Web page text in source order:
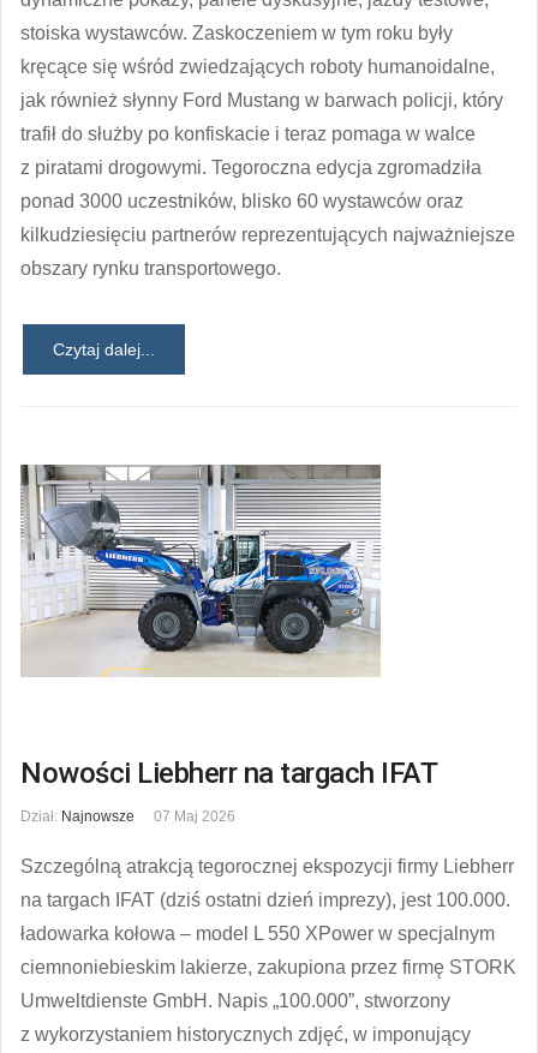
stoiska wystawców. Zaskoczeniem w tym roku były
kręcące się wśród zwiedzających roboty humanoidalne,
jak również słynny Ford Mustang w barwach policji, który
trafił do służby po konfiskacie i teraz pomaga w walce
z piratami drogowymi. Tegoroczna edycja zgromadziła
ponad 3000 uczestników, blisko 60 wystawców oraz
kilkudziesięciu partnerów reprezentujących najważniejsze
obszary rynku transportowego.
Czytaj dalej...
Nowości Liebherr na targach IFAT
Dział: Najnowsze 07 Maj 2026
Szczególną atrakcją tegorocznej ekspozycji firmy Liebherr
na targach IFAT (dziś ostatni dzień imprezy), jest 100.000.
ładowarka kołowa – model L 550 XPower w specjalnym
ciemnoniebieskim lakierze, zakupiona przez firmę STORK
Umweltdienste GmbH. Napis „100.000”, stworzony
z wykorzystaniem historycznych zdjęć, w imponujący